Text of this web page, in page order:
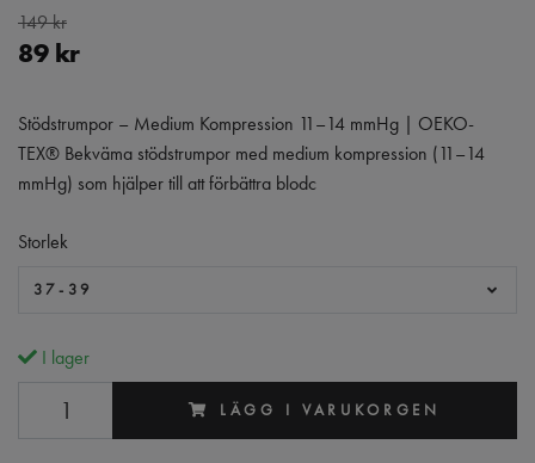
149 kr
89 kr
Stödstrumpor – Medium Kompression 11–14 mmHg | OEKO-
TEX® Bekväma stödstrumpor med medium kompression (11–14
mmHg) som hjälper till att förbättra blodc
Storlek
37-39
I lager
LÄGG I VARUKORGEN